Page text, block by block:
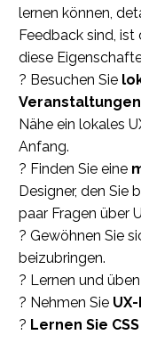
lernen können,
Feedback sind, ist
diese
? Besuchen Sie
Veranstaltungen
Nähe ein lokales
Anfang.
? Finden Sie eine
Designer, den Sie
paar Fragen über
? Gewöhnen Sie
beizubringen.
? Lernen und üben
? Nehmen Sie
? Lernen Sie